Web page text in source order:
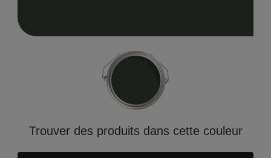
Trouver des produits dans cette couleur